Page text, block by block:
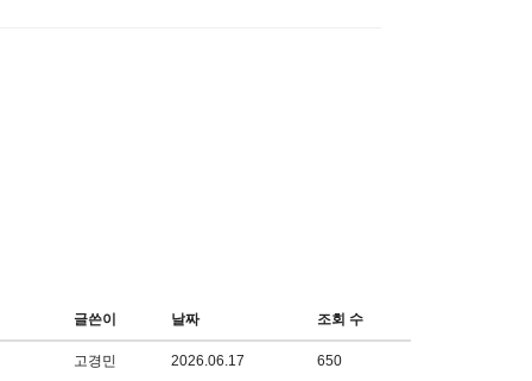
글쓴이 날짜 조회 수
고경민 2026.06.17 650